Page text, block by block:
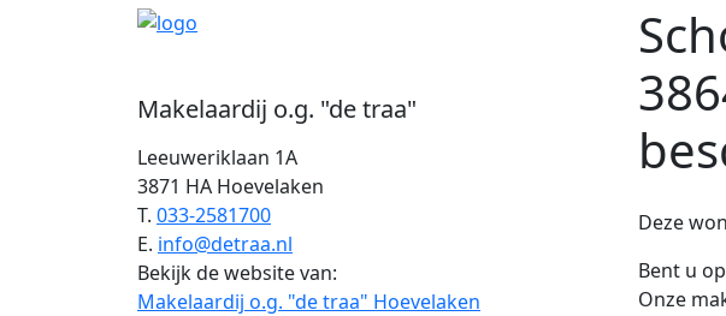
Makelaardij o.g. "de traa"
Leeuweriklaan 1A
3871 HA Hoevelaken
T. 033-2581700
E. info@detraa.nl
Bekijk de website van:
Makelaardij o.g. "de traa" Hoevelaken
Deze
Bent u
Onze